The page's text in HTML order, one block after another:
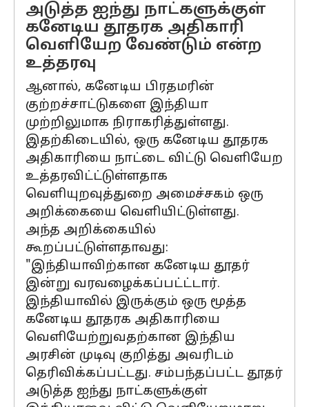
அடுத்த ஐந்து நாட்களுக்குள்
கனேடிய தூதரக அதிகாரி
வெளியேற வேண்டும் என்ற
உத்தரவு
ஆனால், கனேடிய பிரதமரின்
குற்றச்சாட்டுகளை இந்தியா
முற்றிலுமாக நிராகரித்துள்ளது.
இதற்கிடையில், ஒரு கனேடிய தூதரக
அதிகாரியை நாட்டை விட்டு வெளியேற
உத்தரவிட்ட்டுள்ளதாக
வெளியுறவுத்துறை அமைச்சகம் ஒரு
அறிக்கையை வெளியிட்டுள்ளது.
அந்த அறிக்கையில்
கூறப்பட்டுள்ளதாவது:
"இந்தியாவிற்கான கனேடிய தூதர்
இன்று வரவழைக்கப்பட்ட்டார்.
இந்தியாவில் இருக்கும் ஒரு மூத்த
கனேடிய தூதரக அதிகாரியை
வெளியேற்றுவதற்கான இந்திய
அரசின் முடிவு குறித்து அவரிடம்
தெரிவிக்கப்பட்டது. சம்பந்தப்பட்ட தூதர்
அடுத்த ஐந்து நாட்களுக்குள்